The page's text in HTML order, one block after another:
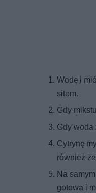
Wodę i
sitem.
Gdy
Gdy woda
Cytrynę
również
Na
gotowa i